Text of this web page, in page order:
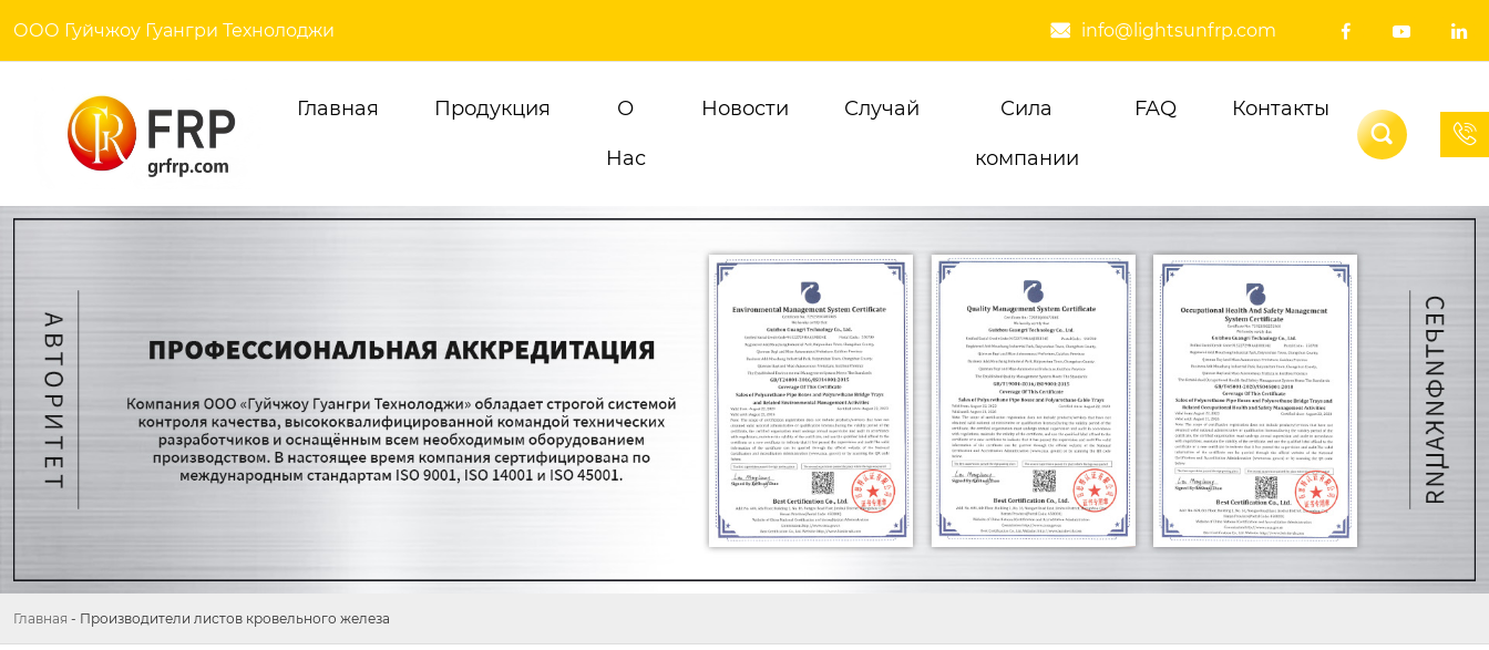
ООО Гуйчжоу Гуангри Технолоджи  info@lightsunfrp.com   
Главная Продукция О
Hас
Новости Случай Сила
компании
FAQ
Контакты


Главная - Производители листов кровельного железа